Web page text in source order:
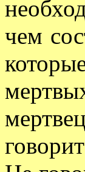
чем